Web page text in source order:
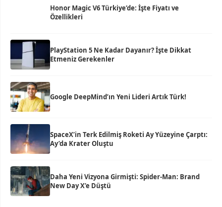
Honor Magic V6 Türkiye’de: İşte Fiyatı ve
Özellikleri
PlayStation 5 Ne Kadar Dayanır? İşte Dikkat
Etmeniz Gerekenler
Google DeepMind’ın Yeni Lideri Artık Türk!
SpaceX’in Terk Edilmiş Roketi Ay Yüzeyine Çarptı:
Ay’da Krater Oluştu
Daha Yeni Vizyona Girmişti: Spider-Man: Brand
New Day X’e Düştü